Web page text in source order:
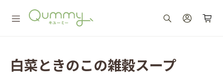
白菜ときのこの雑穀スープ